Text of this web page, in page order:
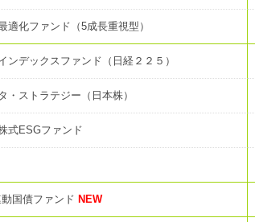
適化ファンド（5成長重視型）
ンデックスファンド（日経２２５）
・ストラテジー（日本株）
式ESGファンド
国債ファンド NEW